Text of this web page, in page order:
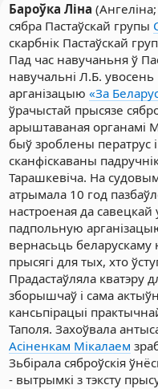
Бароўка Ліна
сябра Пастаўскай групы
скарбнік Пастаўскай
Пад час навучаньня ў
навучальні Л.Б.
арганізацыю «За
ўрачыстай прысязе
арыштаваная органамі
быў зроблены ператрус і
сканфіскаваны
Тарашкевіча. На
атрымала 10 год
настроеная да савецкай
падпольную
вернасьць беларускаму
прысягі для тых, хто
Прадастаўляла кватэру
зборышчаў і сама
кансьпірацыі
Таполя. Захоўвала
Асіненкам Мікалаем
Зьбірала сяброўскія
- вытрымкі з тэксту